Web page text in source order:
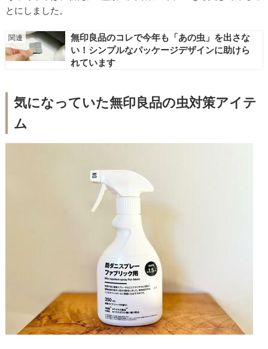
とにしました。
無印良品のコレで今年も「あの虫」を出さな
い！シンプルなパッケージデザインに助けら
れています
気になっていた無印良品の虫対策アイテ
ム